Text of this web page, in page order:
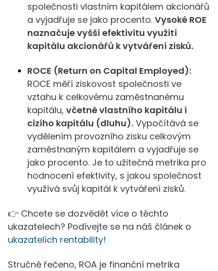
společnosti vlastním kapitálem akcionářů
a vyjadřuje se jako procento. Vysoké ROE
naznačuje vyšší efektivitu využití
kapitálu akcionářů k vytváření zisků.
ROCE (Return on Capital Employed):
ROCE měří ziskovost společnosti ve
vztahu k celkovému zaměstnanému
kapitálu, včetně vlastního kapitálu i
cizího kapitálu (dluhu). Vypočítává se
vydělením provozního zisku celkovým
zaměstnaným kapitálem a vyjadřuje se
jako procento. Je to užitečná metrika pro
hodnocení efektivity, s jakou společnost
využívá svůj kapitál k vytváření zisků.
👉 Chcete se dozvědět více o těchto
ukazatelech? Podívejte se na náš článek o
ukazatelích rentability!
Stručně řečeno, ROA je finanční metrika